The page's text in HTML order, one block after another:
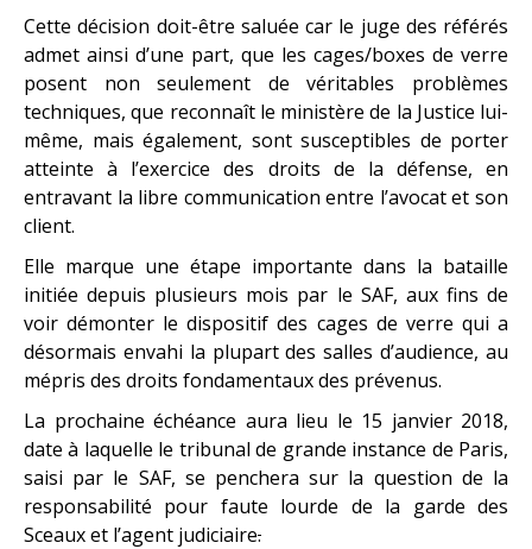
Cette décision doit-être saluée car le juge des référés
admet ainsi d’une part, que les cages/boxes de verre
posent non seulement de véritables problèmes
techniques, que reconnaît le ministère de la Justice lui-
même, mais également, sont susceptibles de porter
atteinte à l’exercice des droits de la défense, en
entravant la libre communication entre l’avocat et son
client.
Elle marque une étape importante dans la bataille
initiée depuis plusieurs mois par le SAF, aux fins de
voir démonter le dispositif des cages de verre qui a
désormais envahi la plupart des salles d’audience, au
mépris des droits fondamentaux des prévenus.
La prochaine échéance aura lieu le 15 janvier 2018,
date à laquelle le tribunal de grande instance de Paris,
saisi par le SAF, se penchera sur la question de la
responsabilité pour faute lourde de la garde des
Sceaux et l’agent judiciaire.